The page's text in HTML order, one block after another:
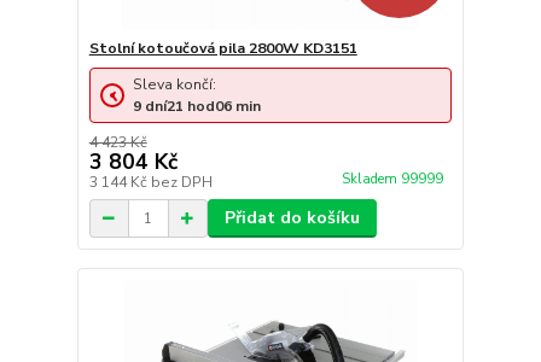
Stolní kotoučová pila 2800W KD3151
4 423 Kč
3 804 Kč
3 144 Kč bez DPH Skladem 99999
Sleva končí:
9 dní21 hod06 min
Přidat do košíku